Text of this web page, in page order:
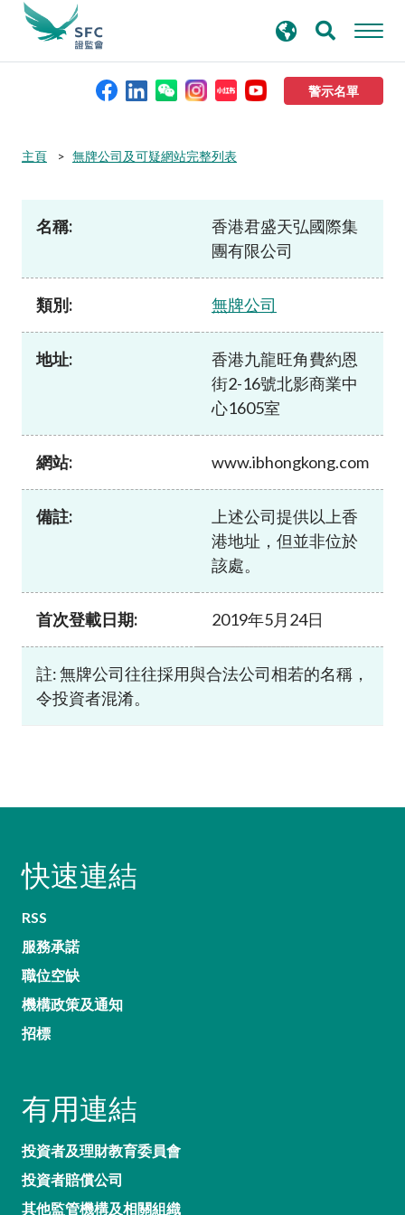
警示名單
本會簡介
資料庫
新聞稿及公布
尋
主頁 無牌公司及可疑網站完整列表
名稱:
香港君盛天弘國際集
團有限公司
類別: 無牌公司
地址:
香港九龍旺角費約恩
街2-16號北影商業中
心1605室
網站: www.ibhongkong.com
備註:
上述公司提供以上香
港地址，但並非位於
該處。
首次登載日期: 2019年5月24日
註: 無牌公司往往採用與合法公司相若的名稱，
令投資者混淆。
快速連結
RSS
服務承諾
職位空缺
機構政策及通知
招標
有用連結
投資者及理財教育委員會
投資者賠償公司
其他監管機構及相關組織